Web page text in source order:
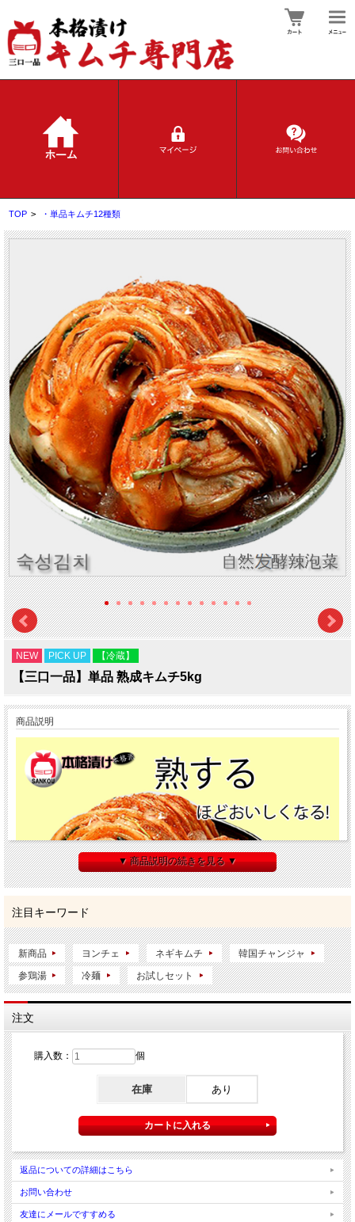
TOP > ・単品キムチ12種類
NEW PICK UP 【冷蔵】
【三口一品】単品 熟成キムチ5kg
商品説明
▼ 商品説明の続きを見る ▼
注目キーワード
新商品 ヨンチェ ネギキムチ 韓国チャンジャ
参鶏湯 冷麺 お試しセット
注文
購入数： 個
在庫 あり
返品についての詳細はこちら
お問い合わせ
友達にメールですすめる